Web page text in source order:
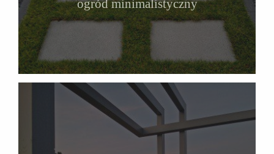
ogród minimalistyczny